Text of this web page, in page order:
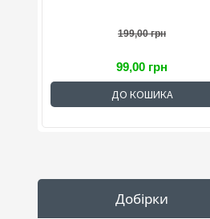
199,00 грн
99,00 грн
ДО КОШИКА
Добірки